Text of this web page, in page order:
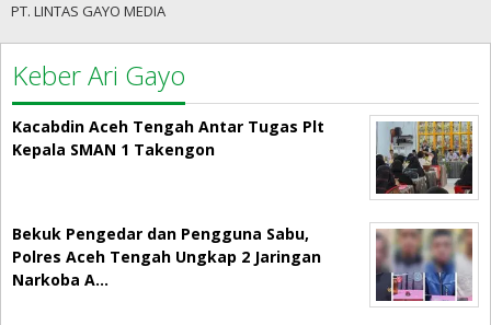
PT. LINTAS GAYO MEDIA
Keber Ari Gayo
Kacabdin Aceh Tengah Antar Tugas Plt
Kepala SMAN 1 Takengon
Bekuk Pengedar dan Pengguna Sabu,
Polres Aceh Tengah Ungkap 2 Jaringan
Narkoba A…